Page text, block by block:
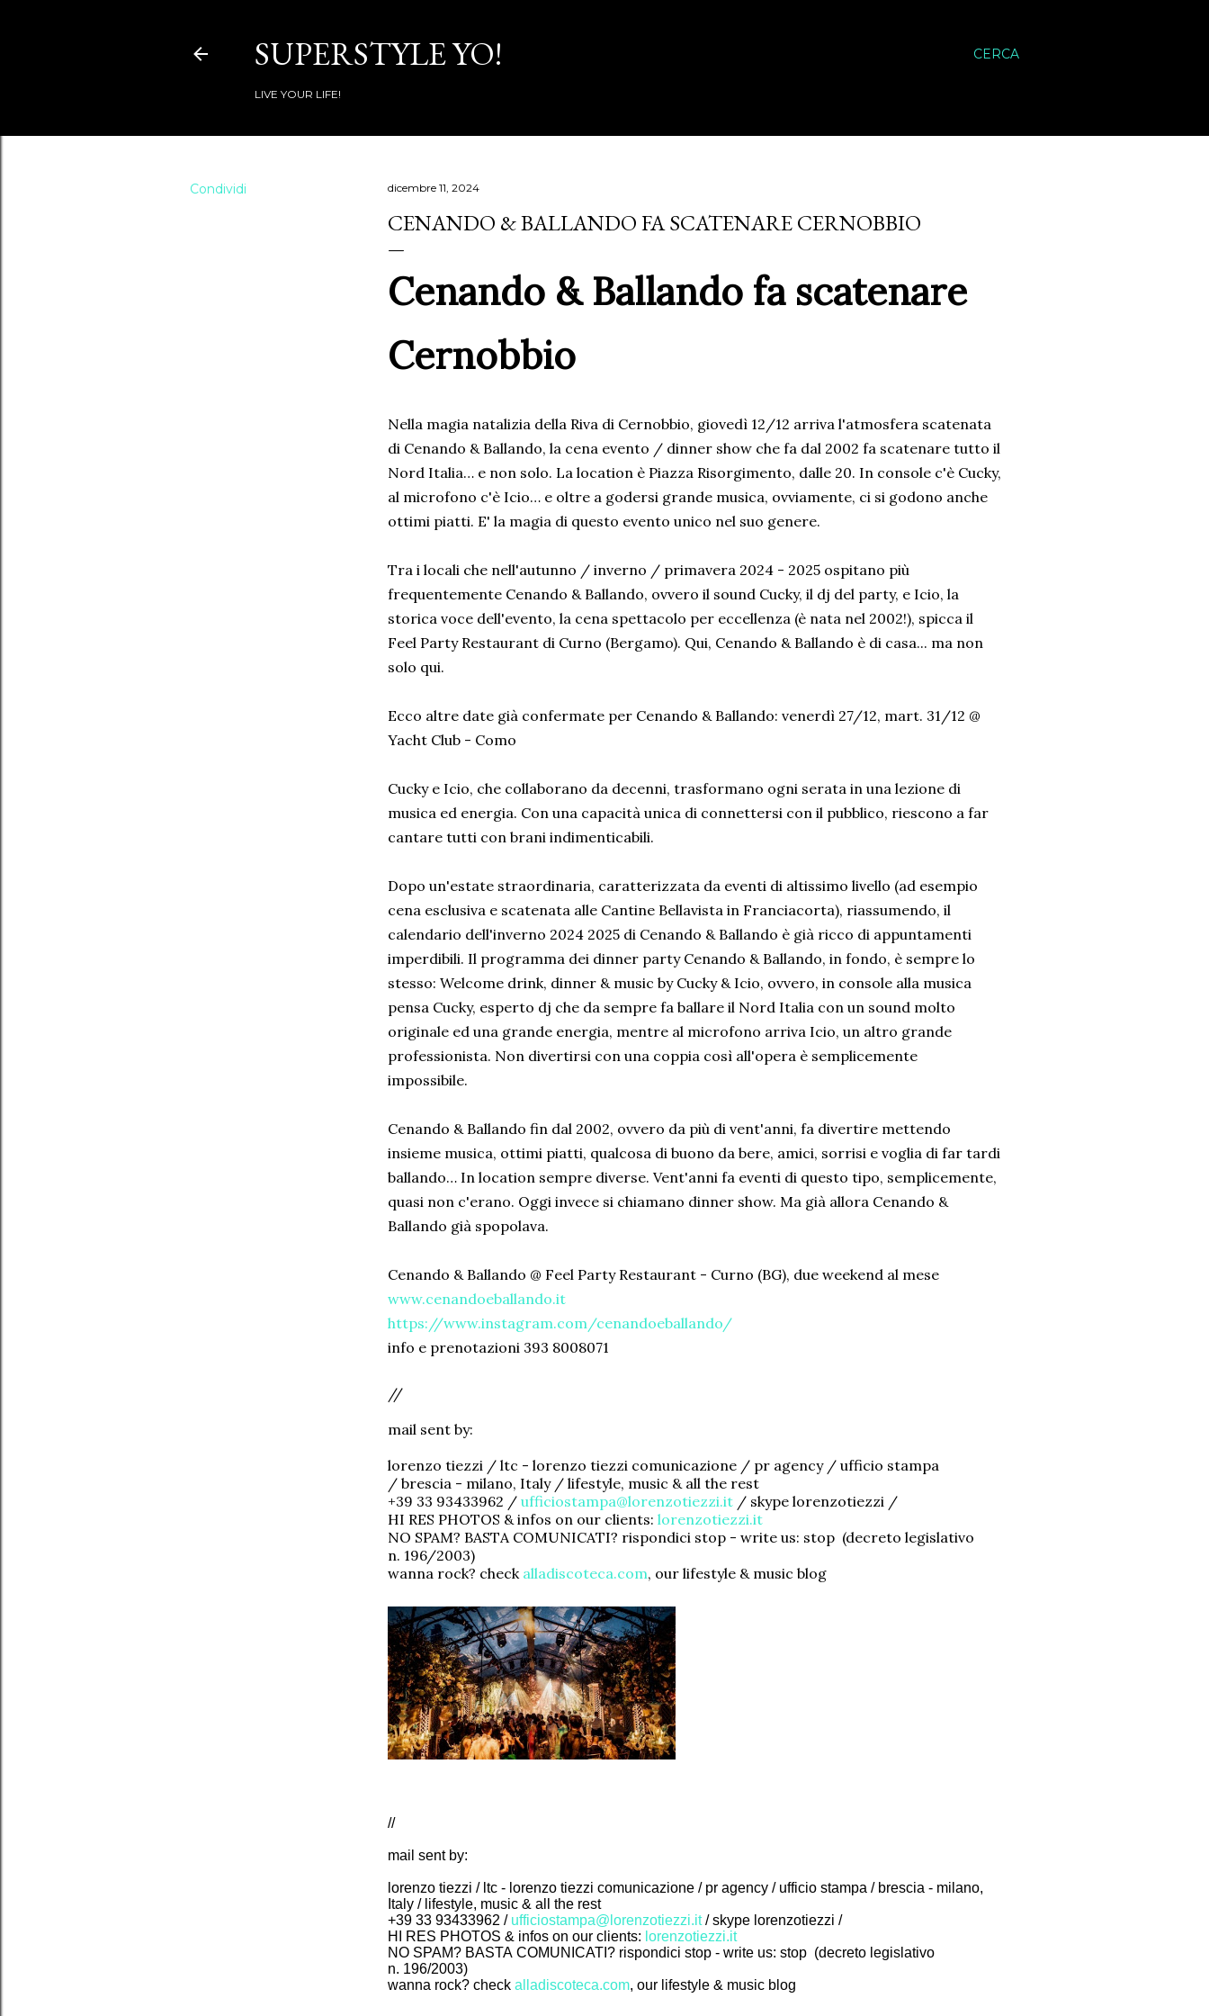
CERCA
SUPERSTYLE YO!
LIVE YOUR LIFE!
Condividi dicembre 11, 2024
CENANDO & BALLANDO FA SCATENARE CERNOBBIO
Cenando & Ballando fa scatenare
Cernobbio
Nella magia natalizia della Riva di Cernobbio, giovedì 12/12 arriva l'atmosfera scatenata
di Cenando & Ballando, la cena evento / dinner show che fa dal 2002 fa scatenare tutto il
Nord Italia… e non solo. La location è Piazza Risorgimento, dalle 20. In console c'è Cucky,
al microfono c'è Icio… e oltre a godersi grande musica, ovviamente, ci si godono anche
ottimi piatti. E' la magia di questo evento unico nel suo genere.
Tra i locali che nell'autunno / inverno / primavera 2024 - 2025 ospitano più
frequentemente Cenando & Ballando, ovvero il sound Cucky, il dj del party, e Icio, la
storica voce dell'evento, la cena spettacolo per eccellenza (è nata nel 2002!), spicca il
Feel Party Restaurant di Curno (Bergamo). Qui, Cenando & Ballando è di casa... ma non
solo qui.
Ecco altre date già confermate per Cenando & Ballando: venerdì 27/12, mart. 31/12 @
Yacht Club - Como
Cucky e Icio, che collaborano da decenni, trasformano ogni serata in una lezione di
musica ed energia. Con una capacità unica di connettersi con il pubblico, riescono a far
cantare tutti con brani indimenticabili.
Dopo un'estate straordinaria, caratterizzata da eventi di altissimo livello (ad esempio
cena esclusiva e scatenata alle Cantine Bellavista in Franciacorta), riassumendo, il
calendario dell'inverno 2024 2025 di Cenando & Ballando è già ricco di appuntamenti
imperdibili. Il programma dei dinner party Cenando & Ballando, in fondo, è sempre lo
stesso: Welcome drink, dinner & music by Cucky & Icio, ovvero, in console alla musica
pensa Cucky, esperto dj che da sempre fa ballare il Nord Italia con un sound molto
originale ed una grande energia, mentre al microfono arriva Icio, un altro grande
professionista. Non divertirsi con una coppia così all'opera è semplicemente
impossibile.
Cenando & Ballando fin dal 2002, ovvero da più di vent'anni, fa divertire mettendo
insieme musica, ottimi piatti, qualcosa di buono da bere, amici, sorrisi e voglia di far tardi
ballando… In location sempre diverse. Vent'anni fa eventi di questo tipo, semplicemente,
quasi non c'erano. Oggi invece si chiamano dinner show. Ma già allora Cenando &
Ballando già spopolava.
Cenando & Ballando @ Feel Party Restaurant - Curno (BG), due weekend al mese
www.cenandoeballando.it
https://www.instagram.com/cenandoeballando/
info e prenotazioni 393 8008071
//
mail sent by:
lorenzo tiezzi / ltc - lorenzo tiezzi comunicazione / pr agency / ufficio stampa
/ brescia - milano, Italy / lifestyle, music & all the rest
+39 33 93433962 / ufficiostampa@lorenzotiezzi.it / skype lorenzotiezzi /
HI RES PHOTOS & infos on our clients: lorenzotiezzi.it
NO SPAM? BASTA COMUNICATI? rispondici stop - write us: stop (decreto legislativo
n. 196/2003)
wanna rock? check alladiscoteca.com, our lifestyle & music blog
//
mail sent by:
lorenzo tiezzi / ltc - lorenzo tiezzi comunicazione / pr agency / ufficio stampa / brescia - milano,
Italy / lifestyle, music & all the rest
+39 33 93433962 / ufficiostampa@lorenzotiezzi.it/ skype lorenzotiezzi /
HI RES PHOTOS & infos on our clients: lorenzotiezzi.it
NO SPAM? BASTA COMUNICATI? rispondici stop - write us: stop (decreto legislativo
n. 196/2003)
wanna rock? check alladiscoteca.com, our lifestyle & music blog